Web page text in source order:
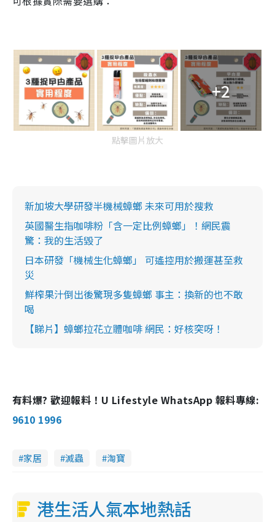
+2
點擊圖片放大
新加坡大學研發半機械蟑螂 未來可用於搜救
英國醫生指咖啡粉「含一定比例蟑螂」！網民震
驚：我的生活毀了
日本研發「機械生化蟑螂」 可遙控用於搬運甚至救
災
鮮榨果汁倒出後驚現多隻蟑螂 事主：換新的也不敢
喝
【睇片】蟑螂拉花立體咖啡 網民：好核突呀！
有料爆? 歡迎報料！U Lifestyle WhatsApp 報料專線:
9610 1996
家居 滅蟲 淘寶
港生活人氣本地熱話